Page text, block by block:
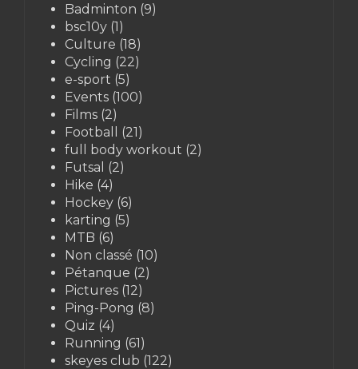
Badminton (9)
bsc10y (1)
Culture (18)
Cycling (22)
e-sport (5)
Events (100)
Films (2)
Football
(21)
full body workout (2)
Futsal (2)
Hike (4)
Hockey (6)
karting (5)
MTB (6)
Non classé (10)
Pétanque (2)
Pictures (12)
Ping-Pong (8)
Quiz (4)
Running (61)
skeyes club (122)